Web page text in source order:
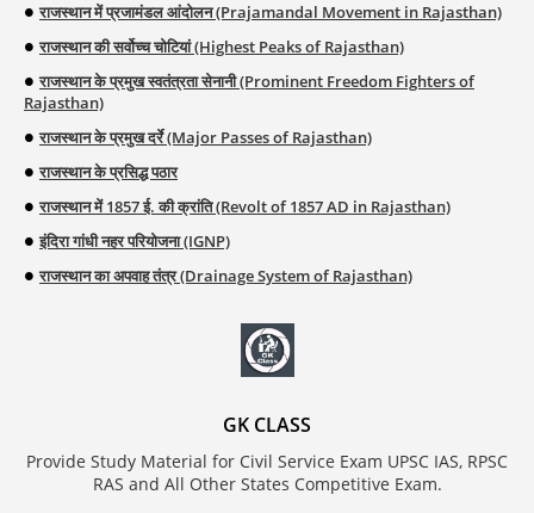
राजस्थान में प्रजामंडल आंदोलन (Prajamandal Movement in Rajasthan)
राजस्थान की सर्वोच्च चोटियां (Highest Peaks of Rajasthan)
राजस्थान के प्रमुख स्वतंत्रता सेनानी (Prominent Freedom Fighters of
Rajasthan)
राजस्थान के प्रमुख दर्रे (Major Passes of Rajasthan)
राजस्थान के प्रसिद्ध पठार
राजस्थान में 1857 ई. की क्रांति (Revolt of 1857 AD in Rajasthan)
इंदिरा गांधी नहर परियोजना (IGNP)
राजस्थान का अपवाह तंत्र (Drainage System of Rajasthan)
GK CLASS
Provide Study Material for Civil Service Exam UPSC IAS, RPSC
RAS and All Other States Competitive Exam.